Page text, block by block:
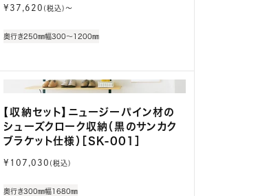
通
格
¥37,620 (税込)〜
奥行き250㎜幅300～1200㎜
【収納セット】ニュージーパイン材の
シューズクローク収納（黒のサンカク
ブラケット仕様）［SK-001］
通
¥107,030 (税込)
奥行き300㎜幅1680㎜